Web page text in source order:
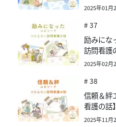
2025年01月
# 37
励みにな
訪問看護
2025年02月
# 38
信頼＆絆
看護の話】
2025年11月